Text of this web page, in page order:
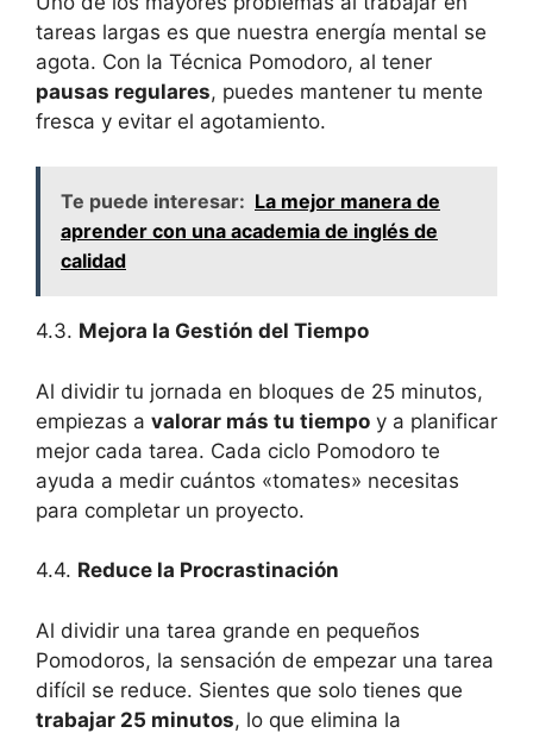
tareas largas es que nuestra energía mental se
agota. Con la Técnica Pomodoro, al tener
pausas regulares, puedes mantener tu mente
fresca y evitar el agotamiento.
Te puede interesar: La mejor manera de
aprender con una academia de inglés de
calidad
4.3. Mejora la Gestión del Tiempo
Al dividir tu jornada en bloques de 25 minutos,
empiezas a valorar más tu tiempo y a planificar
mejor cada tarea. Cada ciclo Pomodoro te
ayuda a medir cuántos «tomates» necesitas
para completar un proyecto.
4.4. Reduce la Procrastinación
Al dividir una tarea grande en pequeños
Pomodoros, la sensación de empezar una tarea
difícil se reduce. Sientes que solo tienes que
trabajar 25 minutos, lo que elimina la